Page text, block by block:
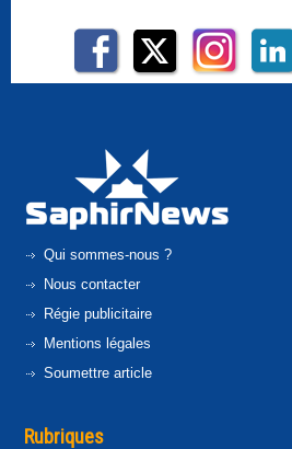
Qui sommes-nous ?
Nous contacter
Régie publicitaire
Mentions légales
Soumettre article
Rubriques